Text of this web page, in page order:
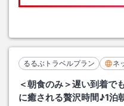
るるぶトラベルプラン ネ
＜朝食のみ＞遅い到着で
に癒される贅沢時間♪1泊